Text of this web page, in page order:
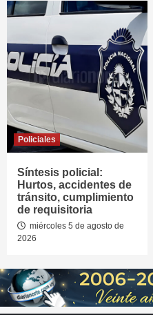
Policiales
Síntesis policial:
Hurtos, accidentes de
tránsito, cumplimiento
de requisitoria
miércoles 5 de agosto de
2026